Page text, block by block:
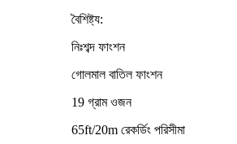
বৈশিষ্ট্য:
নিঃশব্দ ফাংশন
গোলমাল বাতিল ফাংশন
19 গ্রাম ওজন
65ft/20m রেকর্ডিং পরিসীমা